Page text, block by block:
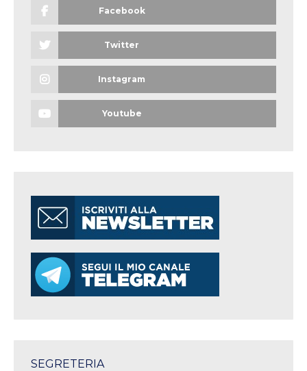
Facebook
Twitter
Instagram
Youtube
SEGRETERIA